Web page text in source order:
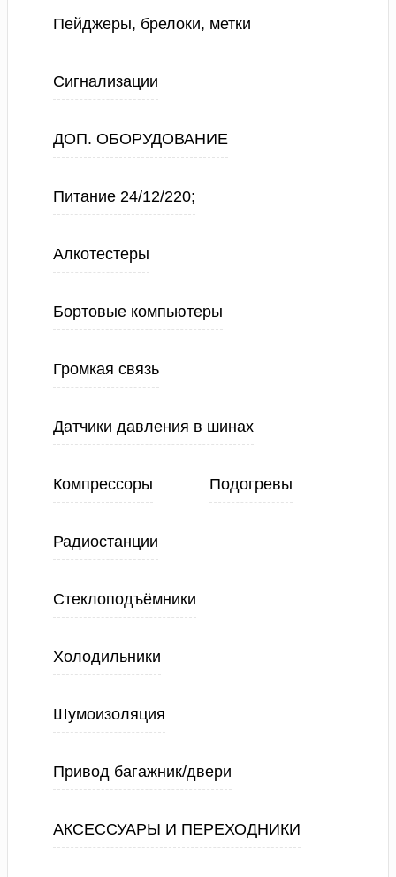
Пейджеры, брелоки, метки
Сигнализации
ДОП. ОБОРУДОВАНИЕ
Питание 24/12/220;
Алкотестеры
Бортовые компьютеры
Громкая связь
Датчики давления в шинах
Компрессоры Подогревы
Радиостанции
Стеклоподъёмники
Холодильники
Шумоизоляция
Привод багажник/двери
АКСЕССУАРЫ И ПЕРЕХОДНИКИ